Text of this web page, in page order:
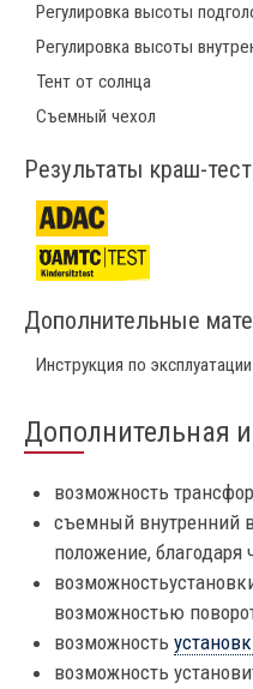
Регулировка высоты
Регулировка высоты
Тент от солнца
Съемный чехол
Результаты краш-
Дополнительные
Инструкция по эксплуатации
Дополнительная
возможность
съемный внутренний
положение,
возможностью
возможность
возможность